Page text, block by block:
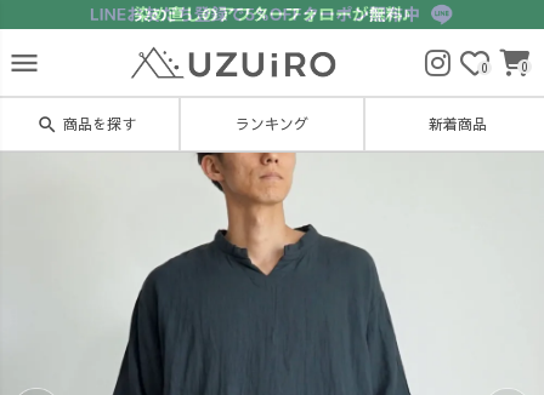
menu 0 0
search 商品を探す ランキング 新着商品